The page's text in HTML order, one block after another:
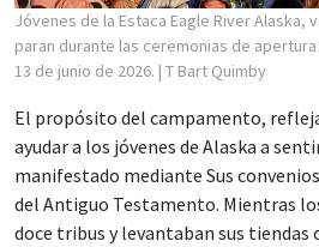
Jóvenes de la Estaca Eagle River Alaska,
paran durante las ceremonias de
13 de junio de 2026. | T Bart Quimby
El propósito del campamento,
ayudar a los jóvenes de Alaska a
manifestado mediante Sus
del Antiguo Testamento. Mientras
doce tribus y levantaban sus tiendas